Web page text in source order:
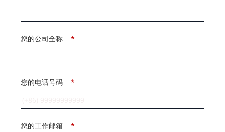
*
您的公司全称
*
您的电话号码
*
您的工作邮箱